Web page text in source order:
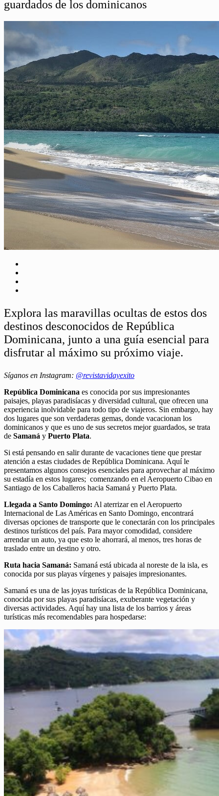
guardados de los dominicanos
Explora las maravillas ocultas de estos dos
destinos desconocidos de República
Dominicana, junto a una guía esencial para
disfrutar al máximo su próximo viaje.
Síganos en Instagram: @revistavidayexito
República Dominicana es conocida por sus impresionantes
paisajes, playas paradisíacas y diversidad cultural, que ofrecen una
experiencia inolvidable para todo tipo de viajeros. Sin embargo, hay
dos lugares que son verdaderas gemas, donde vacacionan los
dominicanos y que es uno de sus secretos mejor guardados, se trata
de Samaná y Puerto Plata.
Si está pensando en salir durante de vacaciones tiene que prestar
atención a estas ciudades de República Dominicana. Aquí le
presentamos algunos consejos esenciales para aprovechar al máximo
su estadía en estos lugares; comenzando en el Aeropuerto Cibao en
Santiago de los Caballeros hacia Samaná y Puerto Plata.
Llegada a Santo Domingo: Al aterrizar en el Aeropuerto
Internacional de Las Américas en Santo Domingo, encontrará
diversas opciones de transporte que le conectarán con los principales
destinos turísticos del país. Para mayor comodidad, considere
arrendar un auto, ya que esto le ahorrará, al menos, tres horas de
traslado entre un destino y otro.
Ruta hacia Samaná: Samaná está ubicada al noreste de la isla, es
conocida por sus playas vírgenes y paisajes impresionantes.
Samaná es una de las joyas turísticas de la República Dominicana,
conocida por sus playas paradisíacas, exuberante vegetación y
diversas actividades. Aquí hay una lista de los barrios y áreas
turísticas más recomendables para hospedarse: